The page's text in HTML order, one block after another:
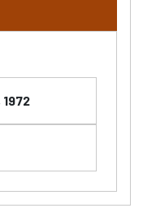
1972